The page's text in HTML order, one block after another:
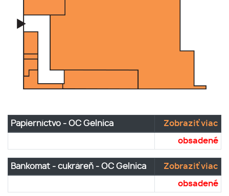
Papierníctvo - OC Gelnica Zobraziť viac
obsadené
Bankomat - cukráreň - OC Gelnica Zobraziť viac
obsadené